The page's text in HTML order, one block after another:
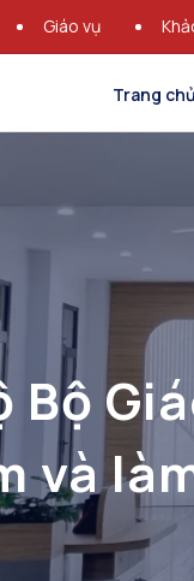
Giáo vụ
Trang chủ
Bộ
và